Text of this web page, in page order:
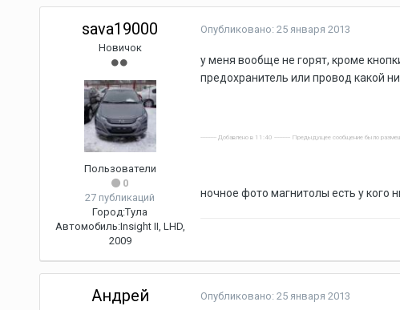
sava19000
Новичок
Пользователи
0
27 публикаций
Город:Тула
Автомобиль:Insight II, LHD,
2009
Опубликовано: 25 января 2013
у меня вообще не горят, кроме
предохранитель или провод какой
---------- Добавлено в 11:40 ---------- Предыдущее сообщение было
ночное фото магнитолы есть у кого
Андрей Опубликовано: 25 января 2013